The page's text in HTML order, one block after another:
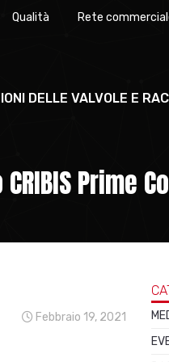
Qualità Rete
DELLE VALVOLE E
Prime
Febbraio 19, 2021